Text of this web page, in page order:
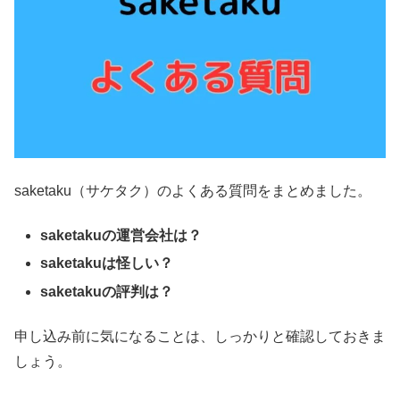
saketaku（サケタク）のよくある質問をまとめました。
saketakuの運営会社は？
saketakuは怪しい？
saketakuの評判は？
申し込み前に気になることは、しっかりと確認しておきま
しょう。